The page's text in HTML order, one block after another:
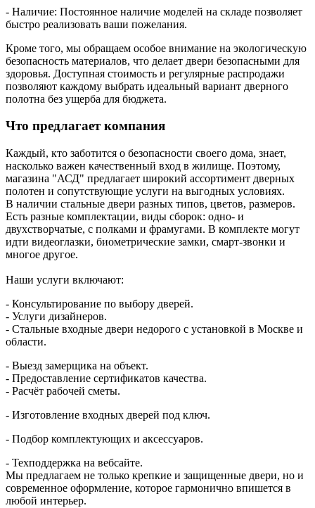
- Наличие: Постоянное наличие моделей на складе позволяет
быстро реализовать ваши пожелания.
Кроме того, мы обращаем особое внимание на экологическую
безопасность материалов, что делает двери безопасными для
здоровья. Доступная стоимость и регулярные распродажи
позволяют каждому выбрать идеальный вариант дверного
полотна без ущерба для бюджета.
Что предлагает компания
Каждый, кто заботится о безопасности своего дома, знает,
насколько важен качественный вход в жилище. Поэтому,
магазина "АСД" предлагает широкий ассортимент дверных
полотен и сопутствующие услуги на выгодных условиях.
В наличии стальные двери разных типов, цветов, размеров.
Есть разные комплектации, виды сборок: одно- и
двухстворчатые, с полками и фрамугами. В комплекте могут
идти видеоглазки, биометрические замки, смарт-звонки и
многое другое.
Наши услуги включают:
- Консультирование по выбору дверей.
- Услуги дизайнеров.
- Стальные входные двери недорого с установкой в Москве и
области.
- Выезд замерщика на объект.
- Предоставление сертификатов качества.
- Расчёт рабочей сметы.
- Изготовление входных дверей под ключ.
- Подбор комплектующих и аксессуаров.
- Техподдержка на вебсайте.
Мы предлагаем не только крепкие и защищенные двери, но и
современное оформление, которое гармонично впишется в
любой интерьер.